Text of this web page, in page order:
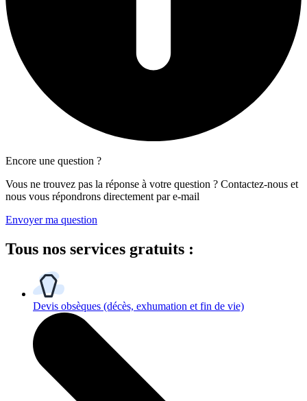
Encore une question ?
Vous ne trouvez pas la réponse à votre question ? Contactez-nous et
nous vous répondrons directement par e-mail
Envoyer ma question
Tous nos services gratuits :
Devis obsèques (décès, exhumation et fin de vie)